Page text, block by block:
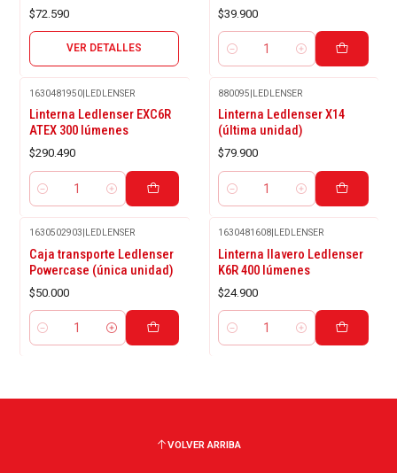
$72.590
VER DETALLES
$39.900
Cantidad
1630481950|LEDLENSER
Linterna Ledlenser EXC6R
ATEX 300 lúmenes
$290.490
Cantidad
880095|LEDLENSER
Linterna Ledlenser X14
(última unidad)
$79.900
Cantidad
1630502903 LEDLENSER
Caja transporte Ledlenser
Powercase (única unidad)
$50.000
Cantidad
1630481608 LEDLENSER
Linterna llavero Ledlenser
K6R 400 lúmenes
$24.900
Cantidad
VOLVER ARRIBA